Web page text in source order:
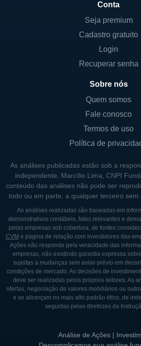
Conta
Seja premium
Cadastro gratuito
Login
Recuperar senha
Sobre nós
Quem somos
Fale conosco
Termos de uso
Política de
As análises publicadas estão sob a
independente, Marcílio Lima, CNPI
conteúdo das análises não pode ser
todo ou em parte, a qualquer terceiro sem
As análises realizadas são baseadas em
demonstrativos contábeis, fatos relevantes e
pelas empresas sob cobertura, de fontes
CVM e página de relação com investidores das
Ações não responde pela veracidade das
empresas, não existindo garantia expressa
sujeitas a mudanças sem aviso prévio em
condições de mercado. As decisões de
deve ser realizadas pelos próprios leitores. As
ofertas, negociação de valores mobiliários ou
e se alicerçam no mais alto padrão ético, de
seguidas pelas diretrizes da
Análise de Ações |